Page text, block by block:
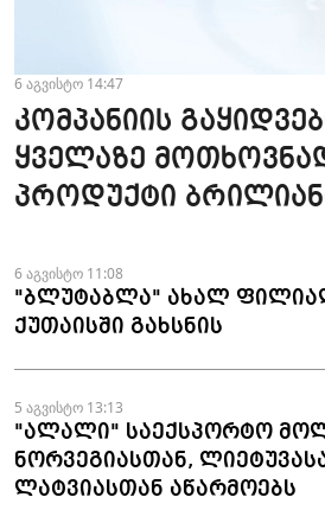
6 აგვისტო 14:47
კომპანიის
ყველაზე
პროდუქტი
6 აგვისტო 11:08
"ბლუტაბლა" ახალ
ქუთაისში გახსნის
5 აგვისტო 13:13
"ალალი" საექსპორტო
ნორვეგიასთან,
ლატვიასთან აწარმოებს